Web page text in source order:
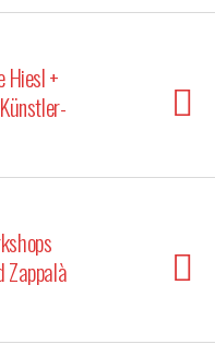
Hiesl +
Zappalà